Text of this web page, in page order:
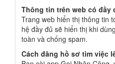
Thông tin trên web có đầy
Trang web hiển thị thông tin
hệ đầy đủ sẽ hiển thị khi
toàn và chống spam.
Cách đăng hồ sơ tìm việc